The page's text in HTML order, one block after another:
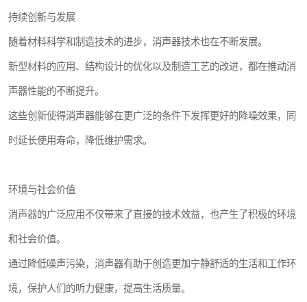
持续创新与发展
随着材料科学和制造技术的进步，消声器技术也在不断发展。
新型材料的应用、结构设计的优化以及制造工艺的改进，都在推动消
声器性能的不断提升。
这些创新使得消声器能够在更广泛的条件下发挥更好的降噪效果，同
时延长使用寿命，降低维护需求。
环境与社会价值
消声器的广泛应用不仅带来了直接的技术效益，也产生了积极的环境
和社会价值。
通过降低噪声污染，消声器有助于创造更加宁静舒适的生活和工作环
境，保护人们的听力健康，提高生活质量。